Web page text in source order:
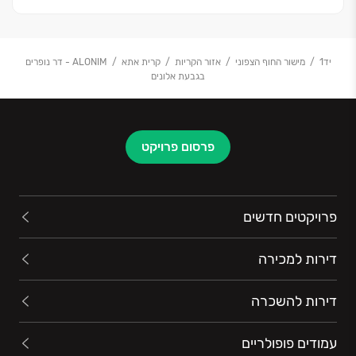
יד1 מישור החוף הצפוני אזור הקריות קרית אתא
ALONIM - דר נופרים
בגבעת אלונים
פרסום פרויקט
פרויקטים חדשים
דירות למכירה
דירות להשכרה
עמודים פופולריים